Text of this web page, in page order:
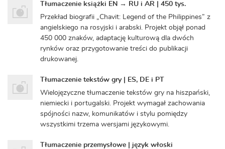
Tłumaczenie książki EN → RU i AR | 450 tys.
Przekład biografii „Chavit: Legend of the Philippines” z
angielskiego na rosyjski i arabski. Projekt objął ponad
450 000 znaków, adaptację kulturową dla dwóch
rynków oraz przygotowanie treści do publikacji
drukowanej.
Tłumaczenie tekstów gry | ES, DE i PT
Wielojęzyczne tłumaczenie tekstów gry na hiszpański,
niemiecki i portugalski. Projekt wymagał zachowania
spójności nazw, komunikatów i stylu pomiędzy
wszystkimi trzema wersjami językowymi.
Tłumaczenie przemysłowe | język włoski